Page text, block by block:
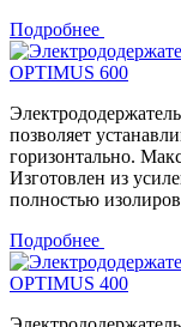
Подробнее
OPTIMUS 600
позволяет
горизонтально.
Изготовлен из
полностью
Подробнее
OPTIMUS 400